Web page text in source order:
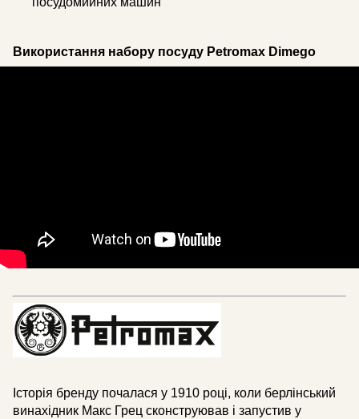
Використання набору посуду Petromax Dimego
Історія бренду почалася у 1910 році, коли берлінський
винахідник Макс Грец сконструював і запустив у